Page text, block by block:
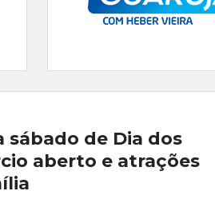
sábado de Dia dos
aberto e atrações